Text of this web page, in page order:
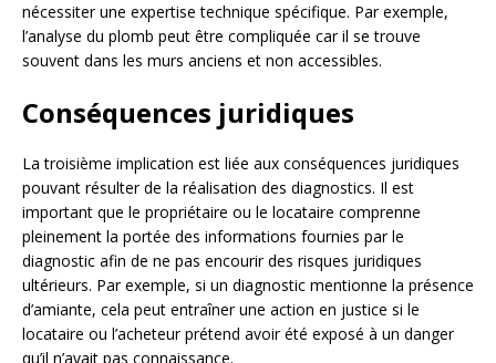
nécessiter une expertise technique spécifique. Par exemple,
l’analyse du plomb peut être compliquée car il se trouve
souvent dans les murs anciens et non accessibles.
Conséquences juridiques
La troisième implication est liée aux conséquences juridiques
pouvant résulter de la réalisation des diagnostics. Il est
important que le propriétaire ou le locataire comprenne
pleinement la portée des informations fournies par le
diagnostic afin de ne pas encourir des risques juridiques
ultérieurs. Par exemple, si un diagnostic mentionne la présence
d’amiante, cela peut entraîner une action en justice si le
locataire ou l’acheteur prétend avoir été exposé à un danger
qu’il n’avait pas connaissance.